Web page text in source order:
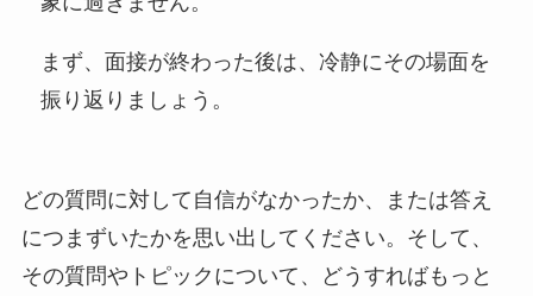
まず、面接が終わった後は、冷静にその場面を
振り返りましょう。
どの質問に対して自信がなかったか、または答え
につまずいたかを思い出してください。そして、
その質問やトピックについて、どうすればもっと